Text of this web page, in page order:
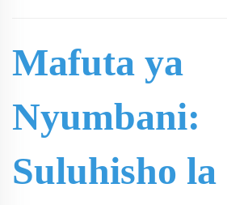
Mafuta ya
Nyumbani:
Suluhisho la